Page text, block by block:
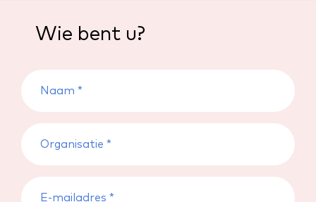
Wie bent u?